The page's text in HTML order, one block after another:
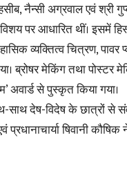
नैन्सी अग्रवाल एवं श्री
पर आधारित थीं। इसमें
व्यक्तित्व चित्रण, पावर
ब्रोषर मेकिंग तथा पोस्टर
अवार्ड से पुस्कृत किया गया।
साथ देष-विदेष के छात्रों
षिवानी